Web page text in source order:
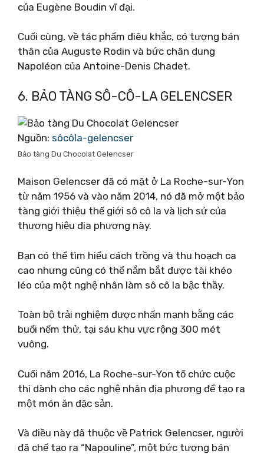
của Eugène Boudin vĩ đại.
Cuối cùng, về tác phẩm điêu khắc, có tượng bán
thân của Auguste Rodin và bức chân dung
Napoléon của Antoine-Denis Chadet.
6. BẢO TÀNG SÔ-CÔ-LA GELENCSER
Nguồn: sôcôla-gelencser
Bảo tàng Du Chocolat Gelencser
Maison Gelencser đã có mặt ở La Roche-sur-Yon
từ năm 1956 và vào năm 2014, nó đã mở một bảo
tàng giới thiệu thế giới sô cô la và lịch sử của
thương hiệu địa phương này.
Bạn có thể tìm hiểu cách trồng và thu hoạch ca
cao nhưng cũng có thể nắm bắt được tài khéo
léo của một nghệ nhân làm sô cô la bậc thầy.
Toàn bộ trải nghiệm được nhấn mạnh bằng các
buổi nếm thử, tại sáu khu vực rộng 300 mét
vuông.
Cuối năm 2016, La Roche-sur-Yon tổ chức cuộc
thi dành cho các nghệ nhân địa phương để tạo ra
một món ăn đặc sản.
Và điều này đã thuộc về Patrick Gelencser, người
đã chế tạo ra “Napouline”, một bức tượng bán